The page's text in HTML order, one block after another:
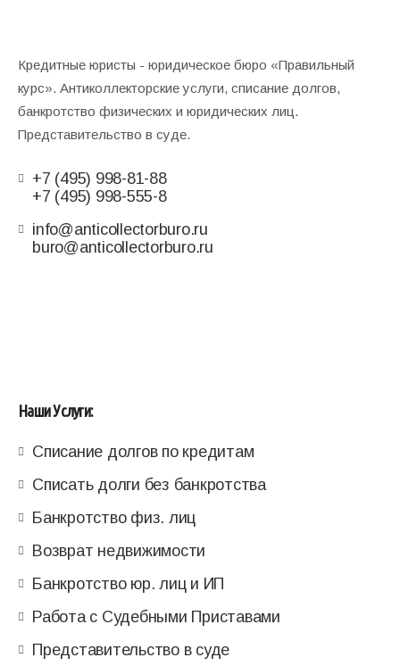
Кредитные юристы - юридическое бюро «Правильный
курс». Антиколлекторские услуги, списание долгов,
банкротство физических и юридических лиц.
Представительство в суде.
+7 (495) 998-81-88
+7 (495) 998-555-8
info@anticollectorburo.ru
buro@anticollectorburo.ru
Наши Услуги:
Списание долгов по кредитам
Списать долги без банкротства
Банкротство физ. лиц
Возврат недвижимости
Банкротство юр. лиц и ИП
Работа с Судебными Приставами
Представительство в суде